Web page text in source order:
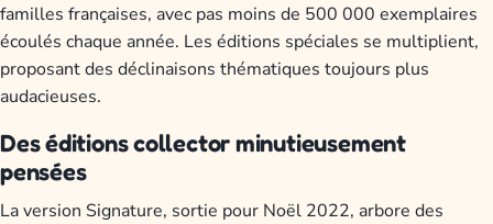
familles françaises, avec pas moins de 500 000 exemplaires
écoulés chaque année. Les éditions spéciales se multiplient,
proposant des déclinaisons thématiques toujours plus
audacieuses.
Des éditions collector minutieusement
pensées
La version Signature, sortie pour Noël 2022, arbore des